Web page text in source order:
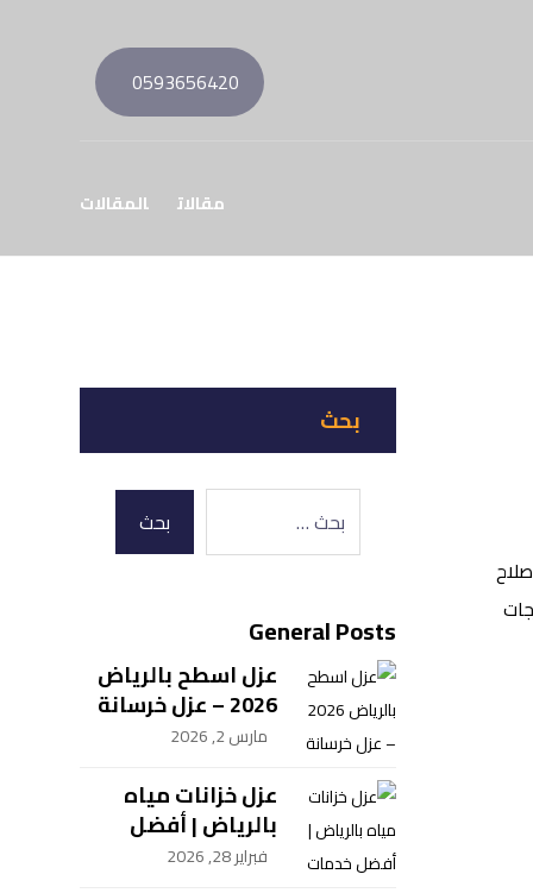
0593656420
مقالات المقالات
بحث
General Posts
عزل اسطح بالرياض
2026 – عزل خرسانة
ومبلط وشينكو
مارس 2, 2026
عزل خزانات مياه
بالرياض | أفضل
خدمات العزل | شركة
فبراير 28, 2026